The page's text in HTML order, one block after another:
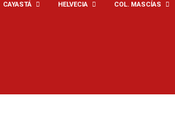
CAYASTÁ HELVECIA COL. MASCÍAS